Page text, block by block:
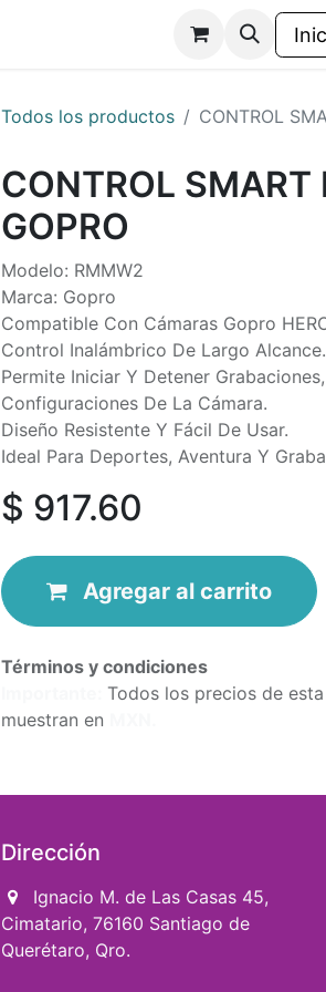
Todos los productos CONTROL
CONTROL SMART
GOPRO
Modelo: RMMW2
Marca: Gopro
Compatible Con Cámaras Gopro
Control Inalámbrico De Largo Alcance.
Permite Iniciar Y Detener
Configuraciones De La Cámara.
Diseño Resistente Y Fácil De Usar.
Ideal Para Deportes, Aventura Y
$ 917.60
Agregar al carrito
Términos y condiciones
Todos los precios de
muestran en
Dirección
Ignacio M. de Las Casas 45,
Cimatario, 76160 Santiago de
Querétaro, Qro.